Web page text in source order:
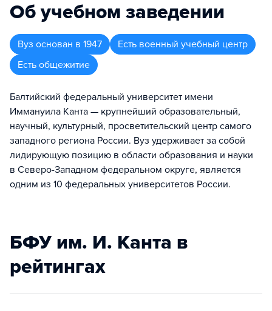
Об учебном заведении
Вуз основан в 1947
Есть военный учебный центр
Есть общежитие
Балтийский федеральный университет имени
Иммануила Канта — крупнейший образовательный,
научный, культурный, просветительский центр самого
западного региона России. Вуз удерживает за собой
лидирующую позицию в области образования и науки
в Северо-Западном федеральном округе, является
одним из 10 федеральных университетов России.
БФУ им. И. Канта в
рейтингах